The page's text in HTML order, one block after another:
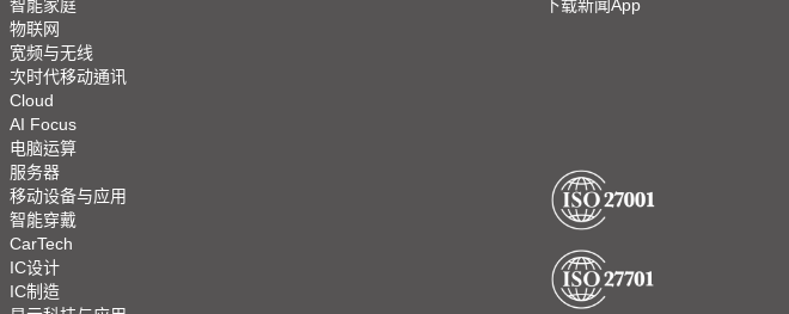
智能家庭
物联网
宽频与无线
次时代移动通讯
Cloud
AI Focus
电脑运算
服务器
移动设备与应用
智能穿戴
CarTech
IC设计
IC制造
下载新闻App